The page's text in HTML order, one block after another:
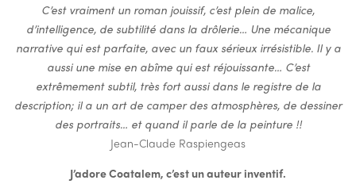
C’est vraiment un roman jouissif, c’est plein de malice,
d’intelligence, de subtilité dans la drôlerie… Une mécanique
narrative qui est parfaite, avec un faux sérieux irrésistible. Il y a
aussi une mise en abîme qui est réjouissante… C’est
extrêmement subtil, très fort aussi dans le registre de la
description; il a un art de camper des atmosphères, de dessiner
des portraits… et quand il parle de la peinture !!
Jean-Claude Raspiengeas
J’adore Coatalem, c’est un auteur inventif.